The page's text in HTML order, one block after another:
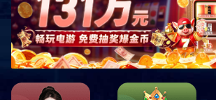
实用新型专利证书
共1页4条